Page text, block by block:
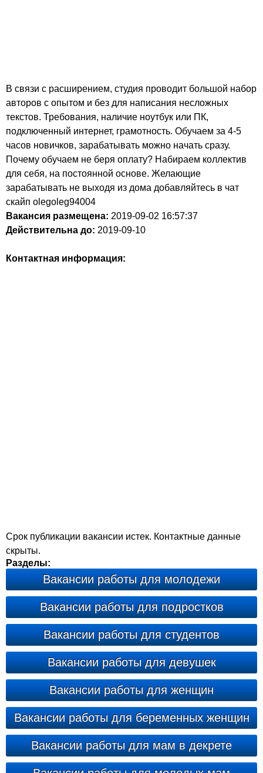
В связи с расширением, студия проводит большой набор
авторов с опытом и без для написания несложных
текстов. Требования, наличие ноутбук или ПК,
подключенный интернет, грамотность. Обучаем за 4-5
часов новичков, зарабатывать можно начать сразу.
Почему обучаем не беря оплату? Набираем коллектив
для себя, на постоянной основе. Желающие
зарабатывать не выходя из дома добавляйтесь в чат
скайп olegoleg94004
Вакансия размещена: 2019-09-02 16:57:37
Действительна до: 2019-09-10
Контактная информация:
Срок публикации вакансии истек. Контактные данные
скрыты.
Разделы:
Вакансии работы для молодежи
Вакансии работы для подростков
Вакансии работы для студентов
Вакансии работы для девушек
Вакансии работы для женщин
Вакансии работы для беременных женщин
Вакансии работы для мам в декрете